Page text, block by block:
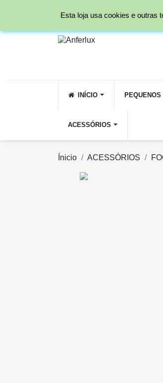
Ligue para nós:231 209 800
INÍCIO
ACESSÓRIOS
Ínicio ACESSÓRIOS
Esta loja usa cookies e outras